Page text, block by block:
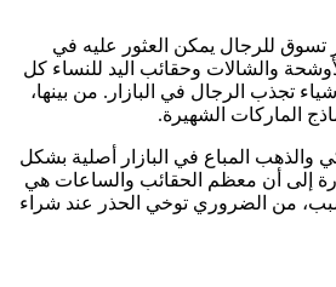
للرجال يمكن العثور عليه في
الأوشحة والشالات وحقائب اليد للنساء كل
تجذب الرجال في البازار. من بينها،
الماركات الشهيرة.
والذهب المباع في البازار أصلية بشكل
إلى أن معظم الحقائب والساعات هي
من الضروري توخي الحذر عند شراء